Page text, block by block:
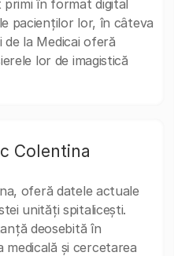
primi în format digital
pacienților lor, în câteva
la Medicai oferă
lor de imagistică
Colentina
oferă datele actuale
unități spitalicești.
deosebită în
medicală și cercetarea